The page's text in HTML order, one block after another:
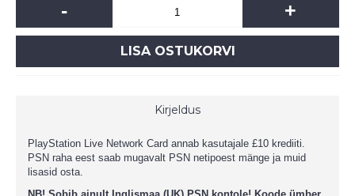
- +
LISA OSTUKORVI
Kirjeldus
PlayStation Live Network Card annab kasutajale £10 krediiti.
PSN raha eest saab mugavalt PSN netipoest mänge ja muid
lisasid osta.